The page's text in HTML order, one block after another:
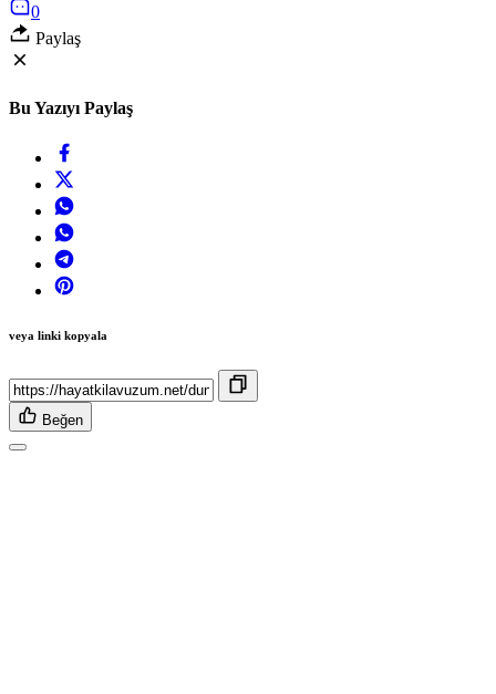
0
Paylaş
Bu Yazıyı Paylaş
veya linki kopyala
Beğen